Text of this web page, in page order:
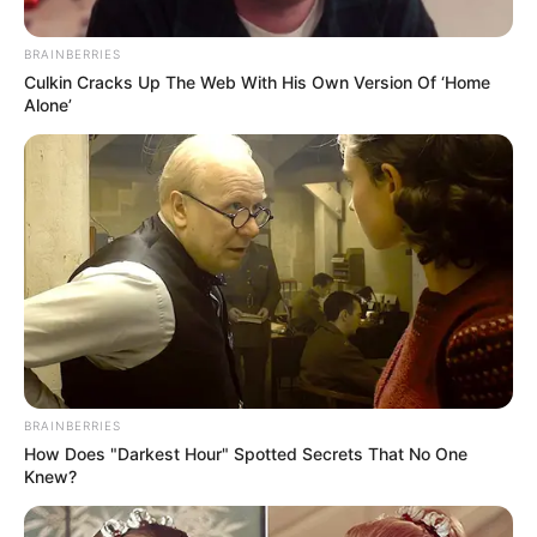
aliviar la crisis.
Hospital Psiquiátrico San Camilo
Con la reanudación de los servicios, el Hospital San
Camilo reafirma su compromiso con la salud mental.
Por:María José Parra Cepeda
Octubre 11, 2025
BRAINBERRIES
Culkin Cracks Up The Web With His Own Version Of ‘Home
Alone’
BRAINBERRIES
How Does "Darkest Hour" Spotted Secrets That No One
Knew?